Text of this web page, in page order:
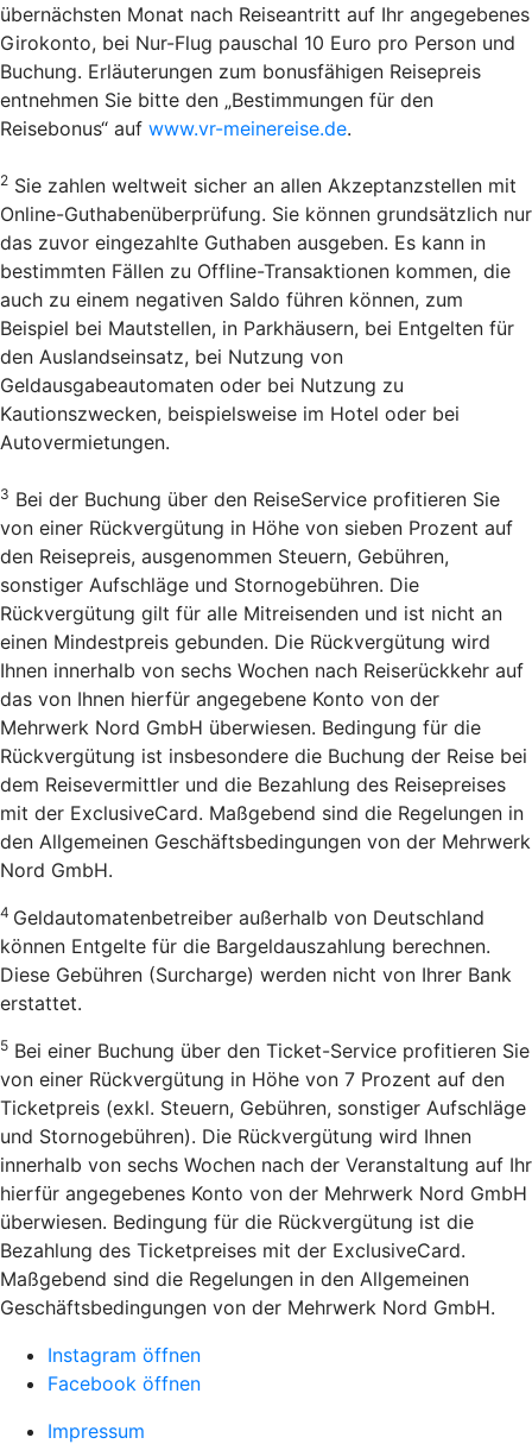
übernächsten Monat nach Reiseantritt auf Ihr angegebenes
Girokonto, bei Nur-Flug pauschal 10 Euro pro Person und
Buchung. Erläuterungen zum bonusfähigen Reisepreis
entnehmen Sie bitte den „Bestimmungen für den
Reisebonus“ auf www.vr-meinereise.de.
2 Sie zahlen weltweit sicher an allen Akzeptanzstellen mit
Online-Guthabenüberprüfung. Sie können grundsätzlich nur
das zuvor eingezahlte Guthaben ausgeben. Es kann in
bestimmten Fällen zu Offline-Transaktionen kommen, die
auch zu einem negativen Saldo führen können, zum
Beispiel bei Mautstellen, in Parkhäusern, bei Entgelten für
den Auslandseinsatz, bei Nutzung von
Geldausgabeautomaten oder bei Nutzung zu
Kautionszwecken, beispielsweise im Hotel oder bei
Autovermietungen.
3 Bei der Buchung über den Reise­Service profitieren Sie
von einer Rückvergütung in Höhe von sieben Prozent auf
den Reisepreis, ausgenommen Steuern, Gebühren,
sonstiger Aufschläge und Stornogebühren. Die
Rückvergütung gilt für alle Mitreisenden und ist nicht an
einen Mindestpreis gebunden. Die Rückvergütung wird
Ihnen innerhalb von sechs Wochen nach Reiserückkehr auf
das von Ihnen hierfür angegebene Konto von der
Mehrwerk Nord GmbH überwiesen. Bedingung für die
Rückvergütung ist insbesondere die Buchung der Reise bei
dem Reisevermittler und die Bezahlung des Reisepreises
mit der ExclusiveCard. Maßgebend sind die Regelungen in
den Allgemeinen Geschäftsbedingungen von der Mehrwerk
Nord GmbH.
4 Geldautomatenbetreiber außerhalb von Deutschland
können Entgelte für die Bargeldauszahlung berechnen.
Diese Gebühren (Surcharge) werden nicht von Ihrer Bank
erstattet.
5 Bei einer Buchung über den Ticket-Service profitieren Sie
von einer Rückvergütung in Höhe von 7 Prozent auf den
Ticketpreis (exkl. Steuern, Gebühren, sonstiger Aufschläge
und Stornogebühren). Die Rückvergütung wird Ihnen
innerhalb von sechs Wochen nach der Veranstaltung auf Ihr
hierfür angegebenes Konto von der Mehrwerk Nord GmbH
überwiesen. Bedingung für die Rückvergütung ist die
Bezahlung des Ticketpreises mit der ExclusiveCard.
Maßgebend sind die Regelungen in den Allgemeinen
Geschäftsbedingungen von der Mehrwerk Nord GmbH.
Instagram öffnen
Facebook öffnen
Impressum